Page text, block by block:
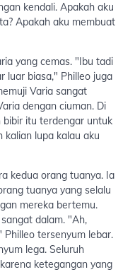
kendali. Apakah aku
Apakah aku membuat
yang cemas. "Ibu tadi
luar biasa," Philleo juga
Varia sangat
dengan ciuman. Di
bibir itu terdengar untuk
kalian lupa kalau aku
kedua orang tuanya. Ia
tuanya yang selalu
mereka bertemu.
dalam. "Ah,
tersenyum lebar.
lega. Seluruh
ketegangan yang